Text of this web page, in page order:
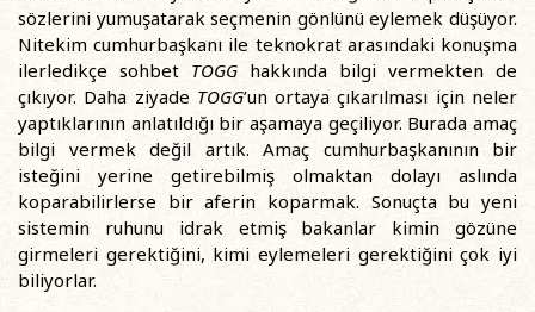
sözlerini yumuşatarak seçmenin gönlünü eylemek düşüyor.
Nitekim cumhurbaşkanı ile teknokrat arasındaki konuşma
ilerledikçe sohbet TOGG hakkında bilgi vermekten de
çıkıyor. Daha ziyade TOGG’un ortaya çıkarılması için neler
yaptıklarının anlatıldığı bir aşamaya geçiliyor. Burada amaç
bilgi vermek değil artık. Amaç cumhurbaşkanının bir
isteğini yerine getirebilmiş olmaktan dolayı aslında
koparabilirlerse bir aferin koparmak. Sonuçta bu yeni
sistemin ruhunu idrak etmiş bakanlar kimin gözüne
girmeleri gerektiğini, kimi eylemeleri gerektiğini çok iyi
biliyorlar.